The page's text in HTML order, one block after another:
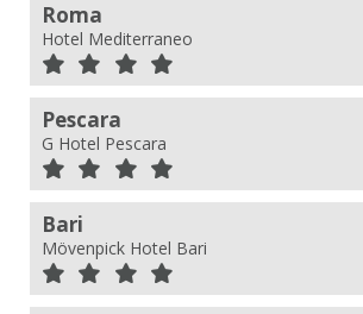
Roma
Hotel Mediterraneo
Pescara
G Hotel Pescara
Bari
Mövenpick Hotel Bari